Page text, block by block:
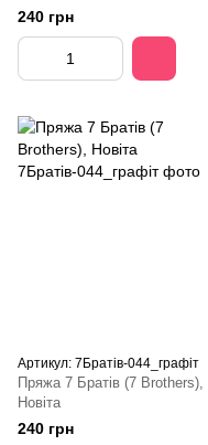
240 грн
Артикул: 7Братів-044_графіт
Пряжа 7 Братів (7 Brothers),
Новіта
240 грн